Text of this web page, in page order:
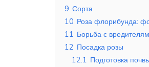
9 Сорта
10 Роза флорибунда:
11 Борьба с
12 Посадка розы
12.1 Подготовка